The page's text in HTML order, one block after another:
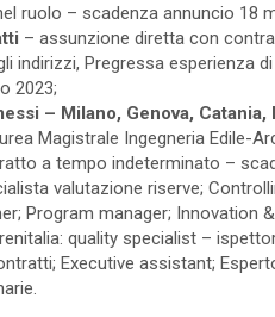
ruolo – scadenza annuncio 18
– assunzione diretta con
indirizzi, Pregressa esperienza
2023;
– Milano, Genova, Catania,
Magistrale Ingegneria Edile-
a tempo indeterminato –
valutazione riserve;
Program manager; Innovation
quality specialist –
Executive assistant;